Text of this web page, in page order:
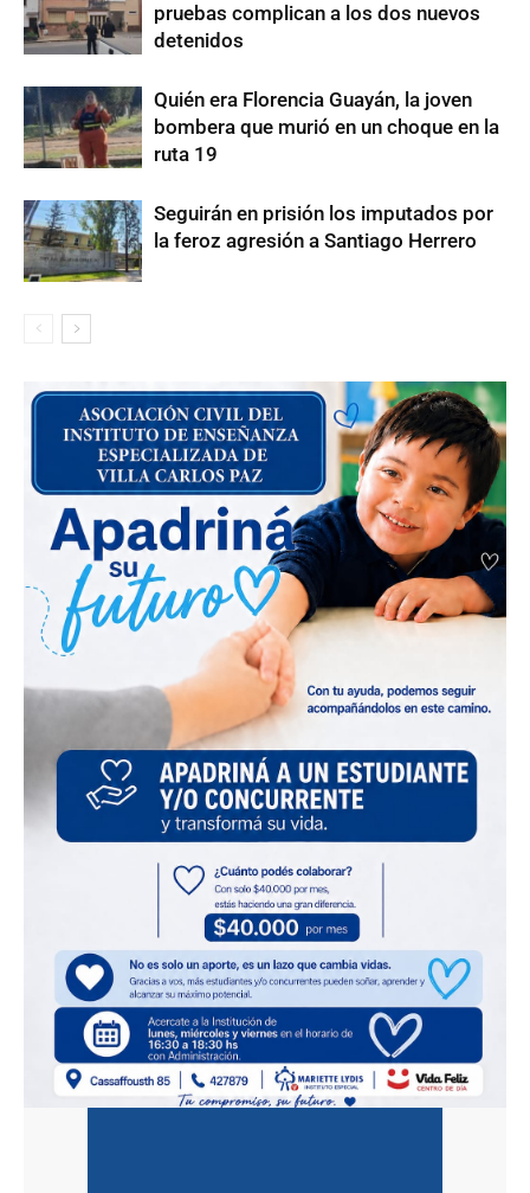
pruebas complican a los dos nuevos
detenidos
Quién era Florencia Guayán, la joven
bombera que murió en un choque en la
ruta 19
Seguirán en prisión los imputados por
la feroz agresión a Santiago Herrero